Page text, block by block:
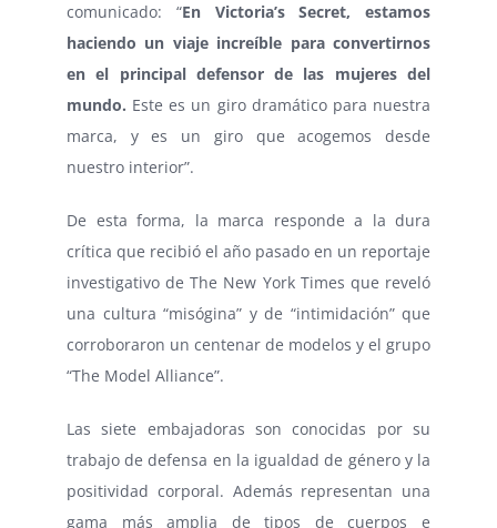
comunicado: “En Victoria’s Secret, estamos
haciendo un viaje increíble para convertirnos
en el principal defensor de las mujeres del
mundo. Este es un giro dramático para nuestra
marca, y es un giro que acogemos desde
nuestro interior”.
De esta forma, la marca responde a la dura
crítica que recibió el año pasado en un reportaje
investigativo de The New York Times que reveló
una cultura “misógina” y de “intimidación” que
corroboraron un centenar de modelos y el grupo
“The Model Alliance”.
Las siete embajadoras son conocidas por su
trabajo de defensa en la igualdad de género y la
positividad corporal. Además representan una
gama más amplia de tipos de cuerpos e